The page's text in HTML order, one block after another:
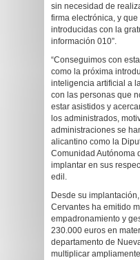
sin necesidad de
firma electrónica, y
introducidas con la
información 010”.
“Conseguimos con
como la próxima
inteligencia artificial a
con las personas que
estar asistidos y
los administrados,
administraciones se
alicantino como la
Comunidad Autónoma
implantar en sus
edil.
Desde su
Cervantes ha emitido
empadronamiento y
230.000 euros en
departamento de
multiplicar